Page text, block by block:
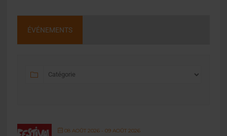
ÉVÉNEMENTS
08 AOÛT 2026- 09 AOÛT 2026